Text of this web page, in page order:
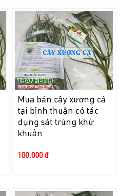
Mua bán cây xương cá
tại bình thuận có tác
dụng sát trùng khử
khuẩn
100.000 đ